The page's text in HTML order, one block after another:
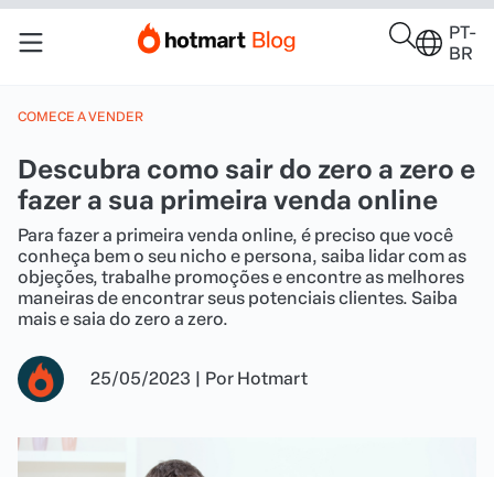
PT-
BR
COMECE A VENDER
Descubra como sair do zero a zero e
fazer a sua primeira venda online
Para fazer a primeira venda online, é preciso que você
conheça bem o seu nicho e persona, saiba lidar com as
objeções, trabalhe promoções e encontre as melhores
maneiras de encontrar seus potenciais clientes. Saiba
mais e saia do zero a zero.
25/05/2023 | Por Hotmart